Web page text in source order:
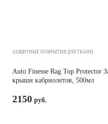
ЗАЩИТНЫЕ ПОКРЫТИЯ ДЛЯ ТКАНИ
Auto Finesse Rag Top Protector
крыши кабриолетов, 500мл
2150